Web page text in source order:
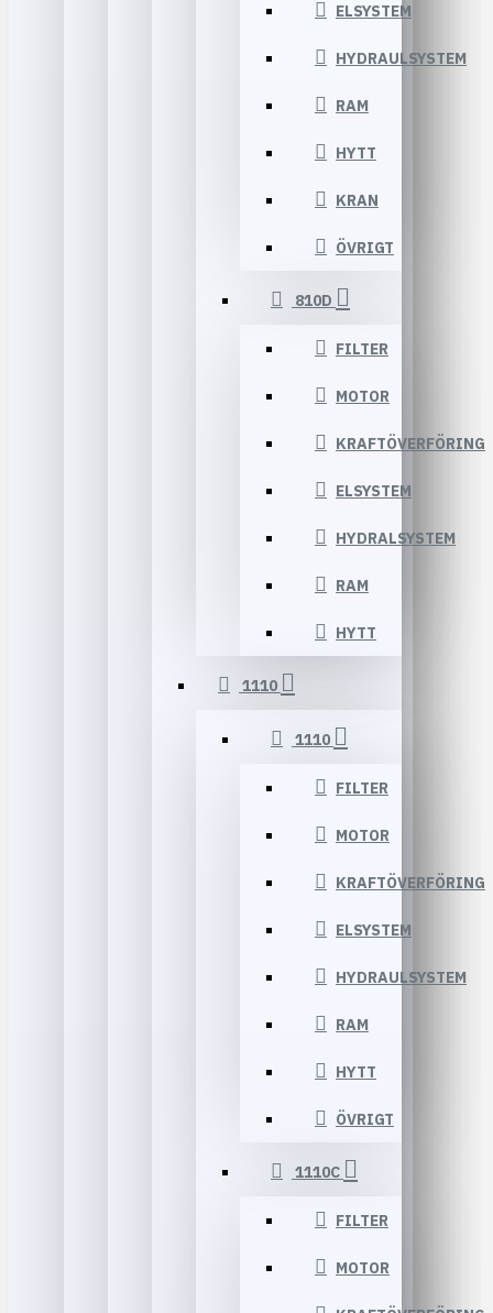
ELSYSTEM
HYDRAULSYSTEM
RAM
HYTT
KRAN
ÖVRIGT
810D
FILTER
MOTOR
KRAFTÖVERFÖRING
ELSYSTEM
HYDRALSYSTEM
RAM
HYTT
1110
1110
FILTER
MOTOR
KRAFTÖVERFÖRING
ELSYSTEM
HYDRAULSYSTEM
RAM
HYTT
ÖVRIGT
1110C
FILTER
MOTOR